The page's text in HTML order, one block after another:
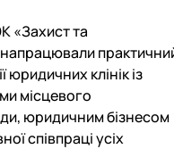
«Захист та
клінік із
місцевого
юридичним бізнесом
співпраці усіх